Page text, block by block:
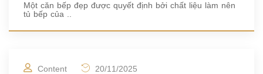
Một căn bếp đẹp được quyết định bởi chất liệu làm nên
tủ bếp của ..
Content 20/11/2025